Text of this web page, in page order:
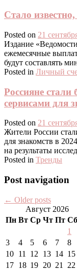
Стало
Posted on 21
Издание
ежемесячные
будут составлять
Posted in Личный
Россияне стали
сервисами для
Posted on 21
Жители России
для знакомств в
на результаты
Posted in Тренды
Post navigation
← Older posts
Август 2026
Пн Вт Ср Чт Пт Сб
1
3
4 5 6 7 8
10 11 12 13 14 15
17 18 19 20 21 22